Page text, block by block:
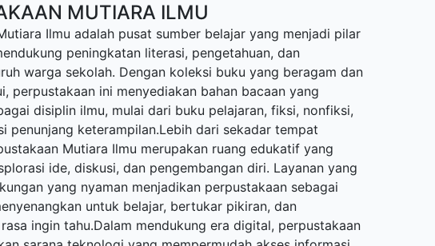
MUTIARA ILMU
Ilmu adalah pusat sumber belajar yang menjadi pilar
peningkatan literasi, pengetahuan, dan
warga sekolah. Dengan koleksi buku yang beragam dan
perpustakaan ini menyediakan bahan bacaan yang
disiplin ilmu, mulai dari buku pelajaran, fiksi, nonfiksi,
penunjang keterampilan.Lebih dari sekadar tempat
Mutiara Ilmu merupakan ruang edukatif yang
ide, diskusi, dan pengembangan diri. Layanan yang
yang nyaman menjadikan perpustakaan sebagai
untuk belajar, bertukar pikiran, dan
ingin tahu.Dalam mendukung era digital, perpustakaan